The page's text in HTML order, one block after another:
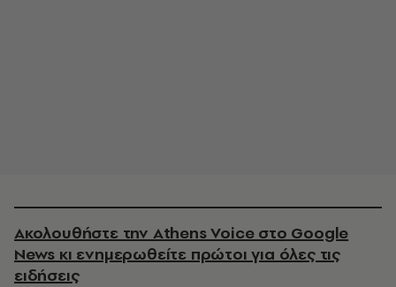
Ακολουθήστε την Athens Voice στο Google
News κι ενημερωθείτε πρώτοι για όλες τις
ειδήσεις